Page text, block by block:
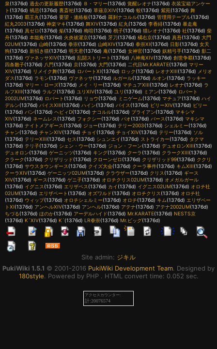
泉(1376d) 過去の更新履歴(1376d) Ｂ・マリー(1376d) 覚醒レオナ(1376d) 衣装宝箱アンケー
ト (1376d) 禍忌(1376d) 裏斎祀(1376d) 草薙京XIV(1376d) 蛟(1376d) 紫苑(1376d) 舞
(1376d) 覇王丸 (1376d) 要望・連絡板(1376d) 羅刹ナコルル(1376d) 管理用テーブル(1376d)
紅丸2003(1376d) 神楽マキ(1376d) 舞XIV(1376d) 紅丸 (1376d) 李香緋(1376d) 暴走庵
(1376d) 真ゼロ (1376d) 焔(1376d) 梅喧(1376d) 桃子(1376d) 猫レオナ(1376d) 社(1376d) 柴
舟(1376d) 本能庵(1376d) 火炎祓濯京(1376d) 牙刀(1376d) 橘右京(1376d) 真吾(1376d) 大門
02UM(1376d) 山崎(1376d) 拳崇(1376d) 山崎XIV(1376d) 拳崇XI(1376d) 日影(1376d) 女天
狗(1376d) 新招き猫(1376d) 明天君(1376d) 庵(1376d) 女神官(1376d) 妖精弓手(1376d) 影二
(1376d) ヴァネッサXIV(1376d) 乱闘ストリート (1376d) 八神庵XIV(1376d) 創世争覇(1376d)
四条雛子(1376d) 八門(1376d) 京(1376d) 大門(1376d) 二代目Mr.KARATE(1376d) マリー
XIV(1376d) リメイク舞(1376d) ロバートXI(1376d) ロック (1376d) レオナXIII(1376d) メリオ
ダス (1376d) ラモン(1376d) ヴァネッサ(1376d) ルガール(1376d) ルオン(1376d) ラッキー
(1376d) マリー・ローズ(1376d) メイ・リー(1376d) マチュアXIII(1376d) レオナ(1376d) ラ
ルフXIII(1376d) ラルフ(1376d) ユリXIV(1376d) ユリ (1376d) ミアン(1376d) ロバート
2002UM(1376d) ロバート (1376d) リョウ(1376d) ミニゲーム(1376d) マチュア(1376d) ハイ
デルン(1376d) バイスXIII(1376d) ハイン(1376d) バイス (1376d) ビリーXIV(1376d) ビリー
(1376d) バン(1376d) ヘビィD(1376d) ナコルル(1376d) ブライアン(1376d) マキシマ
XIV(1376d) ネームレス (1376d) フォクシー(1376d) パオ(1376d) バース (1376d) マキシマ
(1376d) ナイトメアギース (1376d) ジョー(1376d) テリー2003(1376d) シェルミー(1376d)
チャン(1376d) チャンXIV(1376d) チョイ (1376d) チョイXIV(1376d) テリー(1376d) ソル
(1376d) テリーXIII(1376d) セス (1376d) シュンエイ (1376d) ストライカー(1376d) タクマ
(1376d) テリ子(1376d) シェン・ウー(1376d) ジョン・フーン(1376d) デュオロンXIII(1376d)
デュオロン(1376d) ゲーニッツ(1376d) キング(1376d) クーラ (1376d) クラークXIII(1376d)
クラーク (1376d) クリザリッド(1376d) クローンゼロ (1376d) クリザリッド99(1376d) ククリ
(1376d) サウスタウンギース (1376d) クイズ大会(1376d) クーラ事件(1376d) キムXIII(1376d)
クーラXIV(1376d) ゲーニッツ02UM(1376d) クラウザー(1376d) クリス (1376d) ギース
XIV(1376d) ギース (1376d) ゲニ子(1376d) オロチクリス02UM(1376d) オメガルガール
(1376d) イグニス (1376d) エリザベス (1376d) カイ (1376d) イグニス02UM(1376d) オロチ社
02UM(1376d) エリザベート (1376d) オズワルド(1376d) オロチクリス (1376d) オロチ社
(1376d) ウィップ(1376d) オロチシェルミー(1376d) オロチ(1376d) キム(1376d) エリザベー
トXI(1376d) アンヘルXIV(1376d) アンヘル(1376d) アテナ(1376d) アテナ2002UM(1376d)
ちづる(1376d) ほのか(1376d) アーデルハイド(1376d) Mr.KARATE(1376d) NESTS京
(1376d) K´XIV(1376d) K´(1376d) LR拳崇(1376d) Mr.ビッグ(1376d)
Site admin: ジキル
PukiWiki 1.5.1 © 2001-2016 PukiWiki Development Team. Designed by
180style. Powered by PHP . HTML convert time: 0.052 sec.